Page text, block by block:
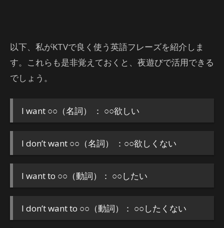
以下、私がKTVで良く使う英語フレーズを紹介しま
す。これらも是非覚えておくと、夜遊びで活用できる
でしょう。
I want ○○（名詞） ： ○○欲しい
I don’t want ○○（名詞） ：○○欲しくない
I want to ○○（動詞）： ○○したい
I don’t want to ○○（動詞）： ○○したくない